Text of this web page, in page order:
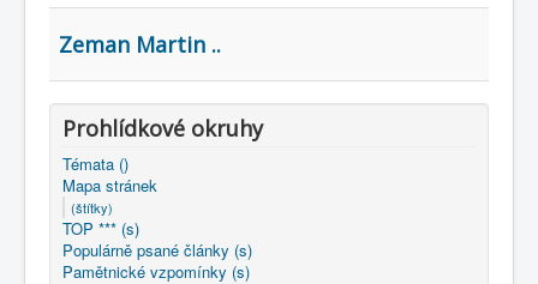
Zeman Martin ..
Prohlídkové okruhy
Témata ()
Mapa stránek
(štítky)
TOP *** (s)
Populárně psané články (s)
Pamětnické vzpomínky (s)